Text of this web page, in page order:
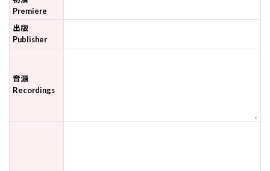
Premiere
出版
Publisher
音源
Recordings